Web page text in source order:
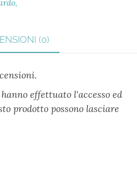
(0)
effettuato l'accesso ed
prodotto possono lasciare